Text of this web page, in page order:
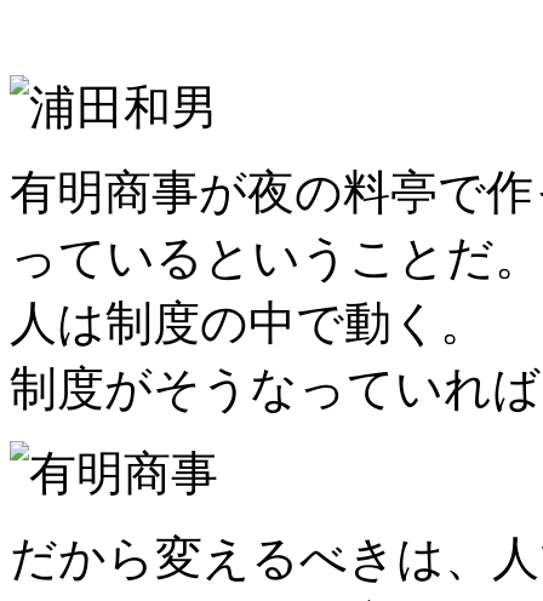
有明商事が夜の料亭で
っているということだ。
人は制度の中で動く。
制度がそうなっていれ
だから変えるべきは、